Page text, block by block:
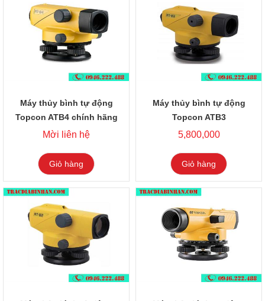
Máy thủy bình tự động
Topcon ATB4 chính hãng
Mời liên hệ
Giỏ hàng
Máy thủy bình tự động
Topcon ATB3
5,800,000
Giỏ hàng